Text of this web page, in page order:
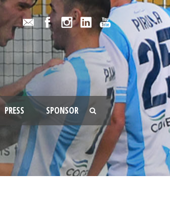
PRESS SPONSOR